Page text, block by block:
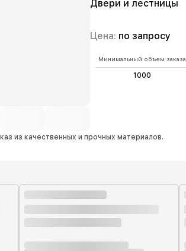
Двери и лестницы
Цена: по запросу
Минимальный объем заказа
1000
из качественных и прочных материалов.